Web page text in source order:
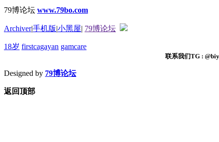
79博论坛 www.79bo.com
Archiver|手机版|小黑屋| 79博论坛
18岁 firstcagayan gamcare
联系我们TG :
Designed by 79博论坛
返回顶部